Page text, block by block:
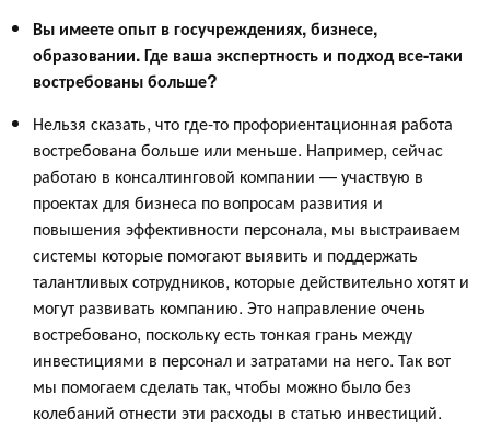
Вы имеете опыт в госучреждениях, бизнесе,
образовании. Где ваша экспертность и подход все-таки
востребованы больше?
Нельзя сказать, что где-то профориентационная работа
востребована больше или меньше. Например, сейчас
работаю в консалтинговой компании — участвую в
проектах для бизнеса по вопросам развития и
повышения эффективности персонала, мы выстраиваем
системы которые помогают выявить и поддержать
талантливых сотрудников, которые действительно хотят и
могут развивать компанию. Это направление очень
востребовано, поскольку есть тонкая грань между
инвестициями в персонал и затратами на него. Так вот
мы помогаем сделать так, чтобы можно было без
колебаний отнести эти расходы в статью инвестиций.